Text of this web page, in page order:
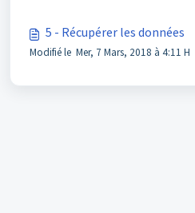
5 - Récupérer les données
Modifié le Mer, 7 Mars, 2018 à 4:11 H